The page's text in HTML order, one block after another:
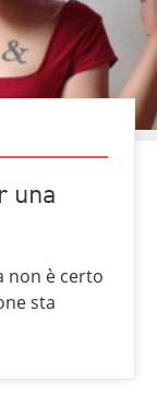
una
non è certo
sta